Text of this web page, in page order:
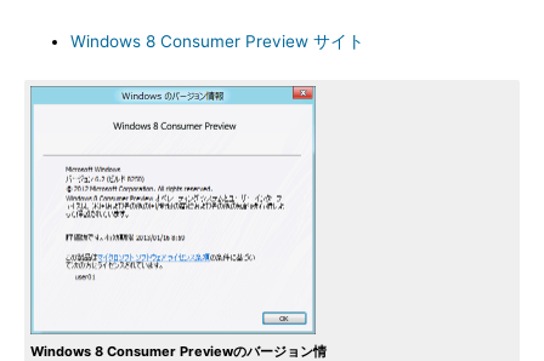
Windows 8 Consumer Preview サイト
Windows 8 Consumer Previewのバージョン情